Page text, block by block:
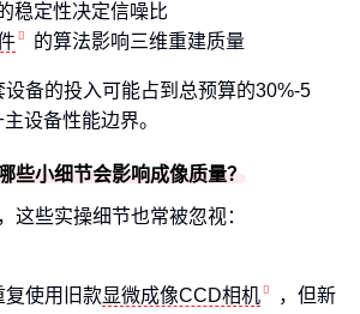
稳定性决定信噪比
的算法影响三维重建质量
设备的投入可能占到总预算的30%-5
设备性能边界。
些小细节会影响成像质量？
这些实操细节也常被忽视：
复使用旧款显微成像CCD相机
，但新